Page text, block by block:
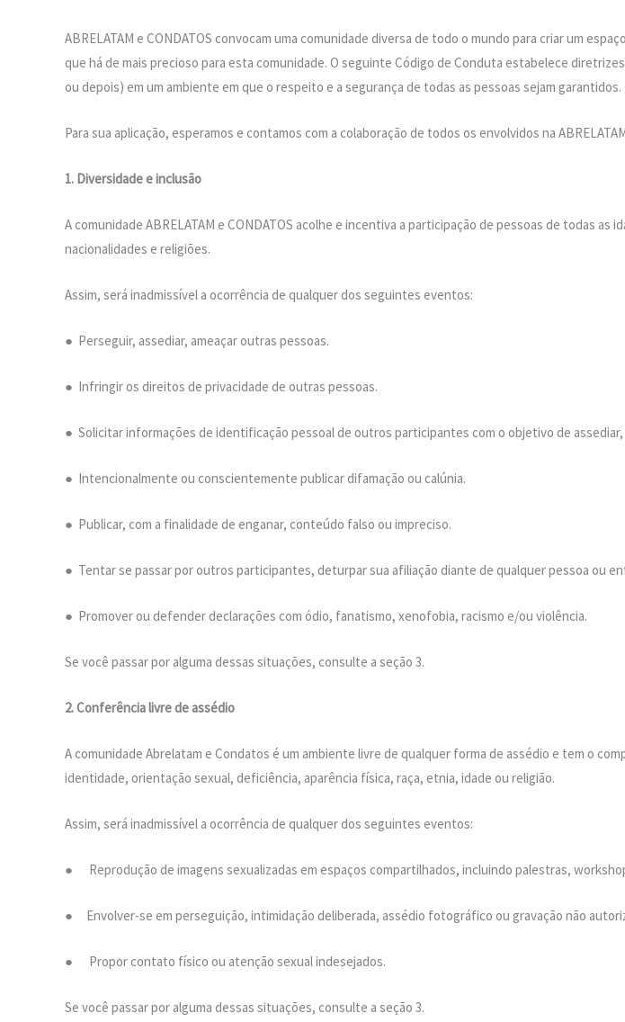
ABRELATAM e CONDATOS convocam uma comunidade diversa de todo o mundo para criar um
que há de mais precioso para esta comunidade. O seguinte Código de Conduta estabelece
ou depois) em um ambiente em que o respeito e a segurança de todas as pessoas sejam garantidos.
Para sua aplicação, esperamos e contamos com a colaboração de todos os envolvidos na
1. Diversidade e inclusão
A comunidade ABRELATAM e CONDATOS acolhe e incentiva a participação de pessoas de todas
nacionalidades e religiões.
Assim, será inadmissível a ocorrência de qualquer dos seguintes eventos:
● Perseguir, assediar, ameaçar outras pessoas.
● Infringir os direitos de privacidade de outras pessoas.
● Solicitar informações de identificação pessoal de outros participantes com o objetivo de assediar,
● Intencionalmente ou conscientemente publicar difamação ou calúnia.
● Publicar, com a finalidade de enganar, conteúdo falso ou impreciso.
● Tentar se passar por outros participantes, deturpar sua afiliação diante de qualquer pessoa ou
● Promover ou defender declarações com ódio, fanatismo, xenofobia, racismo e/ou violência.
Se você passar por alguma dessas situações, consulte a seção 3.
2. Conferência livre de assédio
A comunidade Abrelatam e Condatos é um ambiente livre de qualquer forma de assédio e tem o
identidade, orientação sexual, deficiência, aparência física, raça, etnia, idade ou religião.
Assim, será inadmissível a ocorrência de qualquer dos seguintes eventos:
● Reprodução de imagens sexualizadas em espaços compartilhados, incluindo palestras,
● Envolver-se em perseguição, intimidação deliberada, assédio fotográfico ou gravação não
● Propor contato físico ou atenção sexual indesejados.
Se você passar por alguma dessas situações, consulte a seção 3.